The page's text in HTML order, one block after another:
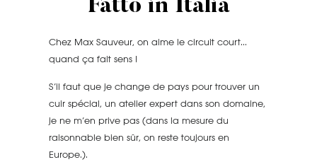
Fatto in Italia
Chez Max Sauveur, on aime le circuit court...
quand ça fait sens !
S’il faut que je change de pays pour trouver un
cuir spécial, un atelier expert dans son domaine,
je ne m’en prive pas (dans la mesure du
raisonnable bien sûr, on reste toujours en
Europe.).